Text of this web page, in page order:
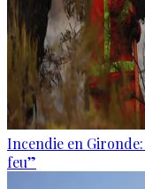
Incendie en
feu”